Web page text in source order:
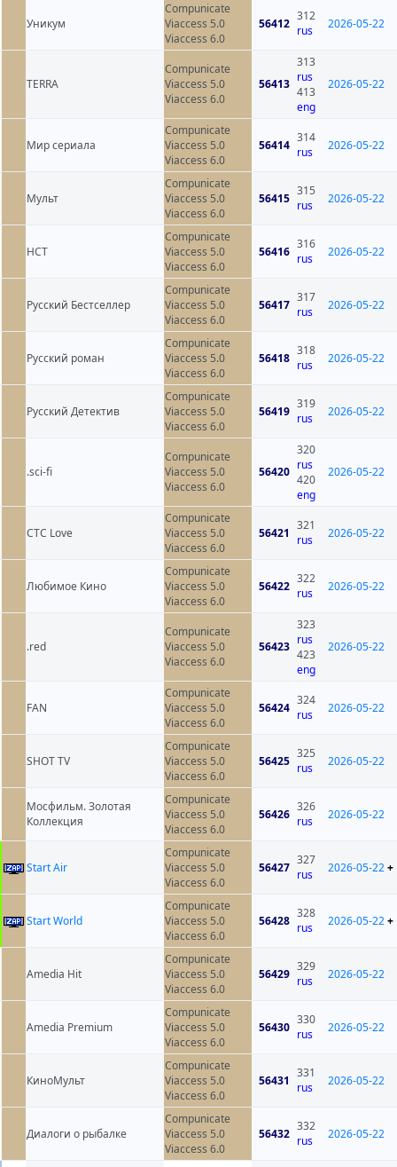
Уникум
Compunicate
Viaccess 5.0
Viaccess 6.0
56412
312
rus
2026-05-22
TERRA
Compunicate
Viaccess 5.0
Viaccess 6.0
56413
313
rus
413
eng
2026-05-22
Мир сериала
Compunicate
Viaccess 5.0
Viaccess 6.0
56414
314
rus
2026-05-22
Мульт
Compunicate
Viaccess 5.0
Viaccess 6.0
56415
315
rus
2026-05-22
НСТ
Compunicate
Viaccess 5.0
Viaccess 6.0
56416
316
rus
2026-05-22
Русский Бестселлер
Compunicate
Viaccess 5.0
Viaccess 6.0
56417
317
rus
2026-05-22
Русский роман
Compunicate
Viaccess 5.0
Viaccess 6.0
56418
318
rus
2026-05-22
Русский Детектив
Compunicate
Viaccess 5.0
Viaccess 6.0
56419
319
rus
2026-05-22
.sci-fi
Compunicate
Viaccess 5.0
Viaccess 6.0
56420
320
rus
420
eng
2026-05-22
СТС Love
Compunicate
Viaccess 5.0
Viaccess 6.0
56421
321
rus
2026-05-22
Любимое Кино
Compunicate
Viaccess 5.0
Viaccess 6.0
56422
322
rus
2026-05-22
.red
Compunicate
Viaccess 5.0
Viaccess 6.0
56423
323
rus
423
eng
2026-05-22
FAN
Compunicate
Viaccess 5.0
Viaccess 6.0
56424
324
rus
2026-05-22
SHOT TV
Compunicate
Viaccess 5.0
Viaccess 6.0
56425
325
rus
2026-05-22
Мосфильм. Золотая
Коллекция
Compunicate
Viaccess 5.0
Viaccess 6.0
56426
326
rus
2026-05-22
Start Air
Compunicate
Viaccess 5.0
Viaccess 6.0
56427
327
rus
2026-05-22+
Start World
Compunicate
Viaccess 5.0
Viaccess 6.0
56428
328
rus
2026-05-22+
Amedia Hit
Compunicate
Viaccess 5.0
Viaccess 6.0
56429
329
rus
2026-05-22
Amedia Premium
Compunicate
Viaccess 5.0
Viaccess 6.0
56430
330
rus
2026-05-22
КиноМульт
Compunicate
Viaccess 5.0
Viaccess 6.0
56431
331
rus
2026-05-22
Диалоги о рыбалке
Compunicate
Viaccess 5.0
Viaccess 6.0
56432
332
rus
2026-05-22